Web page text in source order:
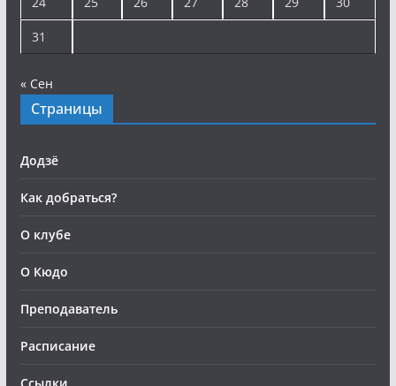
31
« Сен
Страницы
Додзё
Как добраться?
О клубе
О Кюдо
Преподаватель
Расписание